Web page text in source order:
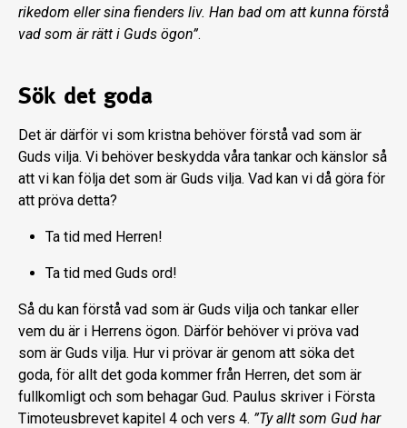
rikedom eller sina fienders liv. Han bad om att kunna förstå
vad som är rätt i Guds ögon”.
Sök det goda
Det är därför vi som kristna behöver förstå vad som är
Guds vilja. Vi behöver beskydda våra tankar och känslor så
att vi kan följa det som är Guds vilja. Vad kan vi då göra för
att pröva detta?
Ta tid med Herren!
Ta tid med Guds ord!
Så du kan förstå vad som är Guds vilja och tankar eller
vem du är i Herrens ögon. Därför behöver vi pröva vad
som är Guds vilja. Hur vi prövar är genom att söka det
goda, för allt det goda kommer från Herren, det som är
fullkomligt och som behagar Gud. Paulus skriver i Första
Timoteusbrevet kapitel 4 och vers 4. ”Ty allt som Gud har